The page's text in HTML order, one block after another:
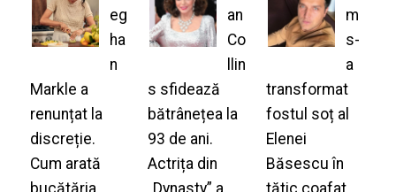
eg
ha
n
Markle a
renunțat la
discreție.
Cum arată
bucătăria
an
Co
llin
s sfidează
bătrânețea la
93 de ani.
Actrița din
„Dynasty” a
m
s-
a
transformat
fostul soț al
Elenei
Băsescu în
tătic coafat